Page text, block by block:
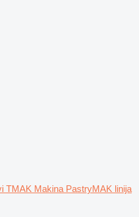
TMAK Makina PastryMAK linija